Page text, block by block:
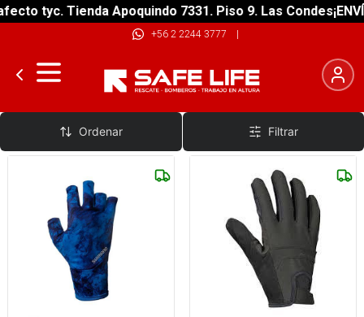
tyc. Tienda Apoquindo 7331. Piso 9. Las Condes
+56 2 2244 3777 |
Guantes de Pesca
Ordenar Filtrar